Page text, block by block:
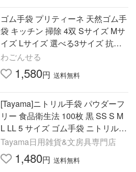
ゴム手袋 プリティーネ 天然ゴム手
袋 キッチン 掃除 4双 Sサイズ Mサ
イズ Lサイズ 選べる3サイズ 抗菌
加工 サステナブル素材 爆買
わごんせる
1,580円 送料無料
[Tayama]ニトリル手袋 パウダーフ
リー 食品衛生法 100枚 黒 SS S M
L LL 5 サイズ ゴム手袋 ニトリルグ
ローブ ブラック 極薄 使い捨て手
袋 粉なし
Tayama日用雑貨&文房具専門店
1,480円 送料無料